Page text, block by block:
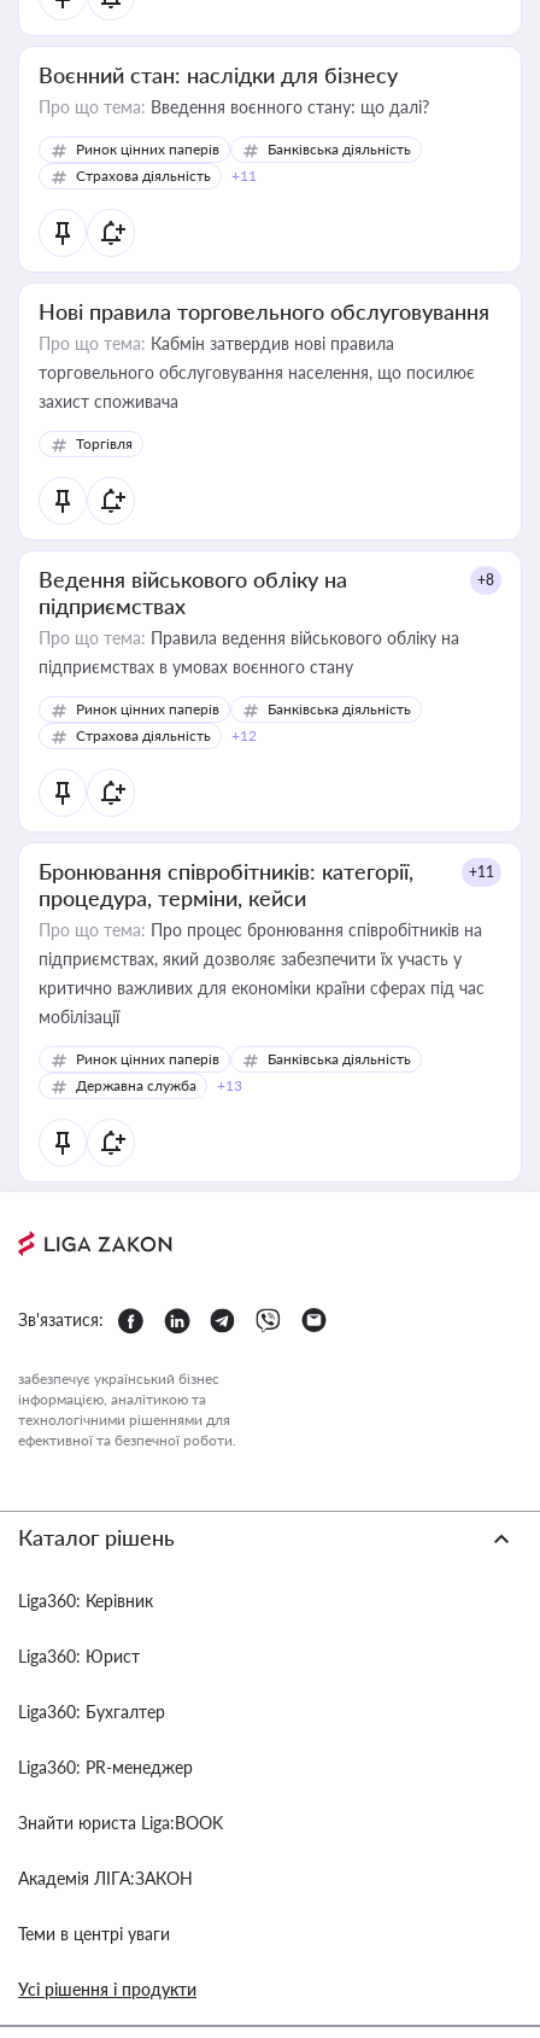
Воєнний стан: наслідки для бізнесу
Про що тема: Введення воєнного стану: що далі?
Ринок цінних паперів
Банківська діяльність
Страхова діяльність
+11
Нові правила торговельного обслуговування
Про що тема: Кабмін затвердив нові правила
торговельного обслуговування населення, що посилює
захист споживача
Торгівля
Ведення військового обліку на
підприємствах
+8
Про що тема: Правила ведення військового обліку на
підприємствах в умовах воєнного стану
Ринок цінних паперів
Банківська діяльність
Страхова діяльність
+12
Бронювання співробітників: категорії,
процедура, терміни, кейси
+11
Про що тема: Про процес бронювання співробітників на
підприємствах, який дозволяє забезпечити їх участь у
критично важливих для економіки країни сферах під час
мобілізації
Ринок цінних паперів
Банківська діяльність
Державна служба
+13
Зв'язатися:
забезпечує український бізнес
інформацією, аналітикою та
технологічними рішеннями для
ефективної та безпечної роботи.
Каталог рішень
Liga360: Керівник
Liga360: Юрист
Liga360: Бухгалтер
Liga360: PR-менеджер
Знайти юриста Liga:BOOK
Академія ЛІГА:ЗАКОН
Теми в центрі уваги
Усі рішення і продукти